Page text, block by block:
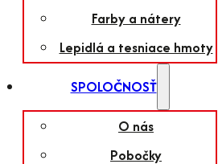
Farby a nátery
Lepidlá a tesniace hmoty
SPOLOČNOSŤ
O nás
Pobočky